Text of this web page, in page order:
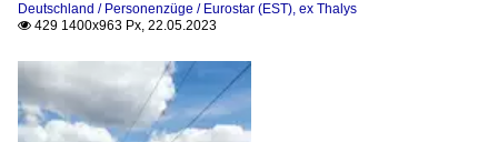
Deutschland / Personenzüge / Eurostar (EST), ex Thalys
 429 1400x963 Px, 22.05.2023